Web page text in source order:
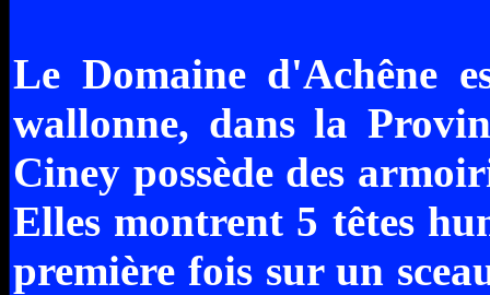
Le Domaine d'Achêne
wallonne, dans la
Ciney possède des
Elles montrent 5 têtes
première fois sur un